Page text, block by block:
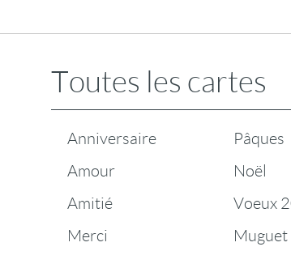
Toutes les cartes
Anniversaire
Amour
Amitié
Merci
Pâques
Noël
Voeux